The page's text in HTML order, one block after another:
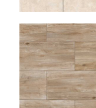
FORESTA